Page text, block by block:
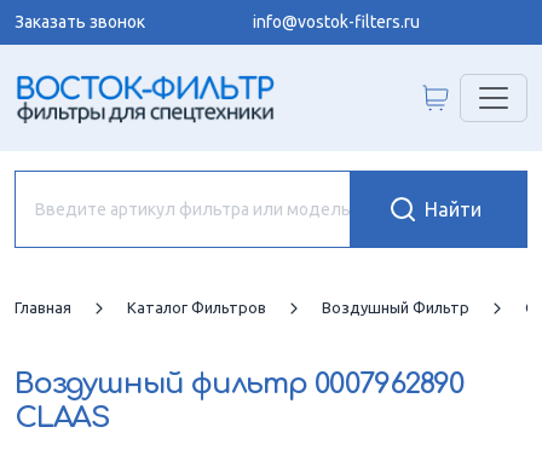
Заказать звонок info@vostok-filters.ru
Главная Каталог Фильтров Воздушный Фильтр
Воздушный фильтр 0007962890
CLAAS